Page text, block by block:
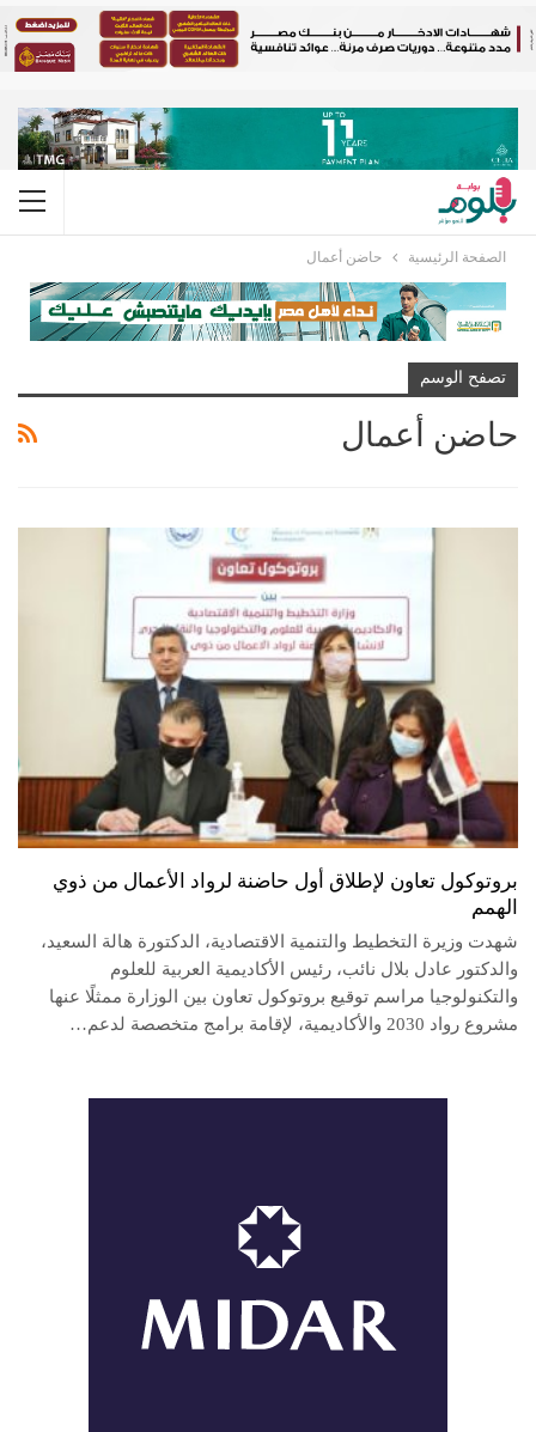
الصفحة الرئيسية حاضن أعمال
تصفح الوسم
حاضن أعمال
بروتوكول تعاون لإطلاق أول حاضنة لرواد الأعمال من ذوي
الهمم
شهدت وزيرة التخطيط والتنمية الاقتصادية، الدكتورة هالة السعيد،
والدكتور عادل بلال نائب، رئيس الأكاديمية العربية للعلوم
والتكنولوجيا مراسم توقيع بروتوكول تعاون بين الوزارة ممثلًا عنها
مشروع رواد 2030 والأكاديمية، لإقامة برامج متخصصة لدعم…